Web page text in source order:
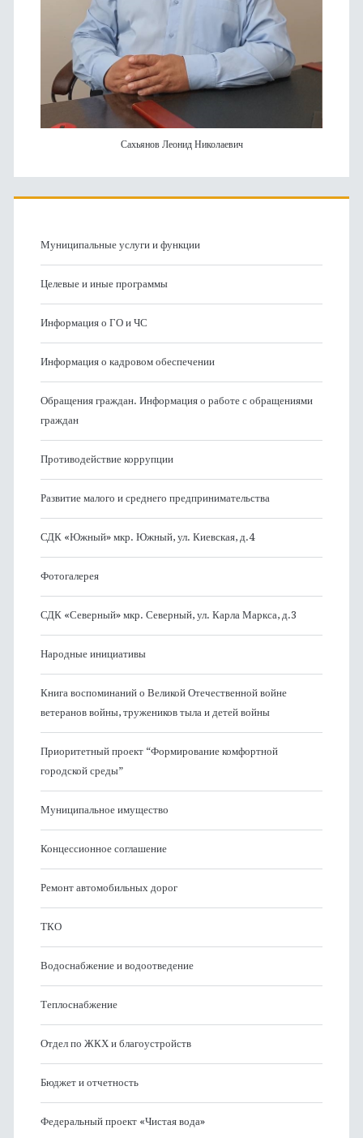
Сахьянов Леонид Николаевич
Муниципальные услуги и функции
Целевые и иные программы
Информация о ГО и ЧС
Информация о кадровом обеспечении
Обращения граждан. Информация о работе с обращениями
граждан
Противодействие коррупции
Развитие малого и среднего предпринимательства
СДК «Южный» мкр. Южный, ул. Киевская, д.4
Фотогалерея
СДК «Северный» мкр. Северный, ул. Карла Маркса, д.3
Народные инициативы
Книга воспоминаний о Великой Отечественной войне
ветеранов войны, тружеников тыла и детей войны
Приоритетный проект “Формирование комфортной
городской среды”
Муниципальное имущество
Концессионное соглашение
Ремонт автомобильных дорог
ТКО
Водоснабжение и водоотведение
Теплоснабжение
Отдел по ЖКХ и благоустройств
Бюджет и отчетность
Федеральный проект «Чистая вода»